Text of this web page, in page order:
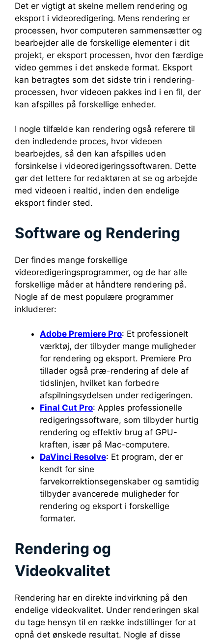
Det er vigtigt at skelne mellem rendering og
eksport i videoredigering. Mens rendering er
processen, hvor computeren sammensætter og
bearbejder alle de forskellige elementer i dit
projekt, er eksport processen, hvor den færdige
video gemmes i det ønskede format. Eksport
kan betragtes som det sidste trin i rendering-
processen, hvor videoen pakkes ind i en fil, der
kan afspilles på forskellige enheder.
I nogle tilfælde kan rendering også referere til
den indledende proces, hvor videoen
bearbejdes, så den kan afspilles uden
forsinkelse i videoredigeringssoftwaren. Dette
gør det lettere for redaktøren at se og arbejde
med videoen i realtid, inden den endelige
eksport finder sted.
Software og Rendering
Der findes mange forskellige
videoredigeringsprogrammer, og de har alle
forskellige måder at håndtere rendering på.
Nogle af de mest populære programmer
inkluderer:
Adobe Premiere Pro: Et professionelt
værktøj, der tilbyder mange muligheder
for rendering og eksport. Premiere Pro
tillader også præ-rendering af dele af
tidslinjen, hvilket kan forbedre
afspilningsydelsen under redigeringen.
Final Cut Pro: Apples professionelle
redigeringssoftware, som tilbyder hurtig
rendering og effektiv brug af GPU-
kraften, især på Mac-computere.
DaVinci Resolve: Et program, der er
kendt for sine
farvekorrektionsegenskaber og samtidig
tilbyder avancerede muligheder for
rendering og eksport i forskellige
formater.
Rendering og
Videokvalitet
Rendering har en direkte indvirkning på den
endelige videokvalitet. Under renderingen skal
du tage hensyn til en række indstillinger for at
opnå det ønskede resultat. Nogle af disse